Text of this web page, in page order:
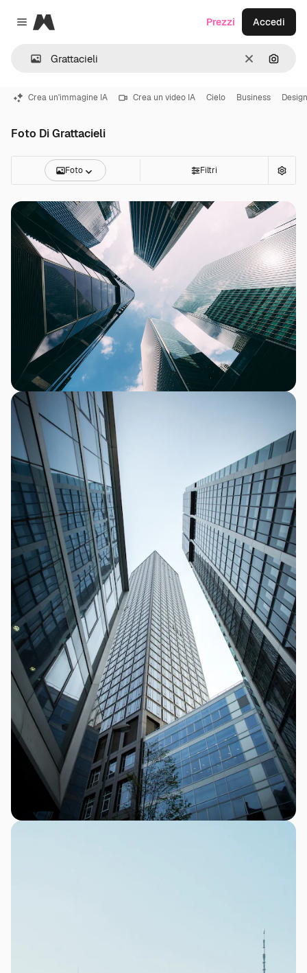
Close menu
Magnific
CancellaCerca
Prezzi Accedi
Crea un'immagine IA Crea un video IA Cielo Business Design
Foto Di Grattacieli
Foto Filtri